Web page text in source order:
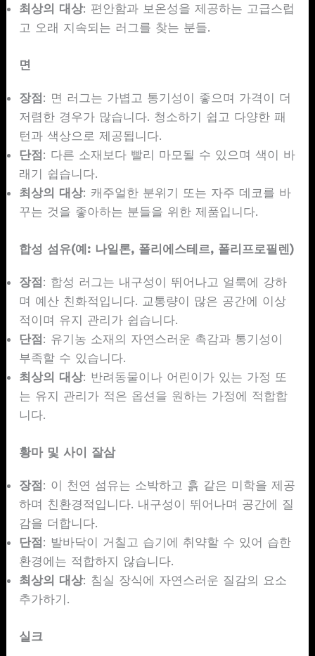
최상의 대상: 편안함과 보온성을 제공하는 고급스럽
고 오래 지속되는 러그를 찾는 분들.
면
장점: 면 러그는 가볍고 통기성이 좋으며 가격이 더
저렴한 경우가 많습니다. 청소하기 쉽고 다양한 패
턴과 색상으로 제공됩니다.
단점: 다른 소재보다 빨리 마모될 수 있으며 색이 바
래기 쉽습니다.
최상의 대상: 캐주얼한 분위기 또는 자주 데코를 바
꾸는 것을 좋아하는 분들을 위한 제품입니다.
합성 섬유(예: 나일론, 폴리에스테르, 폴리프로필렌)
장점: 합성 러그는 내구성이 뛰어나고 얼룩에 강하
며 예산 친화적입니다. 교통량이 많은 공간에 이상
적이며 유지 관리가 쉽습니다.
단점: 유기농 소재의 자연스러운 촉감과 통기성이
부족할 수 있습니다.
최상의 대상: 반려동물이나 어린이가 있는 가정 또
는 유지 관리가 적은 옵션을 원하는 가정에 적합합
니다.
황마 및 사이 잘삼
장점: 이 천연 섬유는 소박하고 흙 같은 미학을 제공
하며 친환경적입니다. 내구성이 뛰어나며 공간에 질
감을 더합니다.
단점: 발바닥이 거칠고 습기에 취약할 수 있어 습한
환경에는 적합하지 않습니다.
최상의 대상: 침실 장식에 자연스러운 질감의 요소
추가하기.
실크